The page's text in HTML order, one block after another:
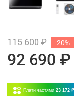
115 600 ₽
92 690 ₽
-20%
Плати частями 23 172 ₽